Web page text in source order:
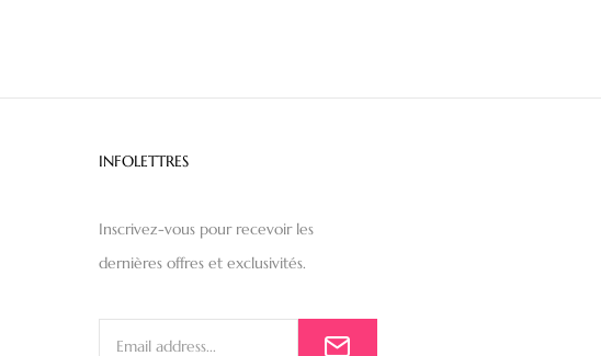
INFOLETTRES
Inscrivez-vous pour recevoir les
dernières offres et exclusivités.